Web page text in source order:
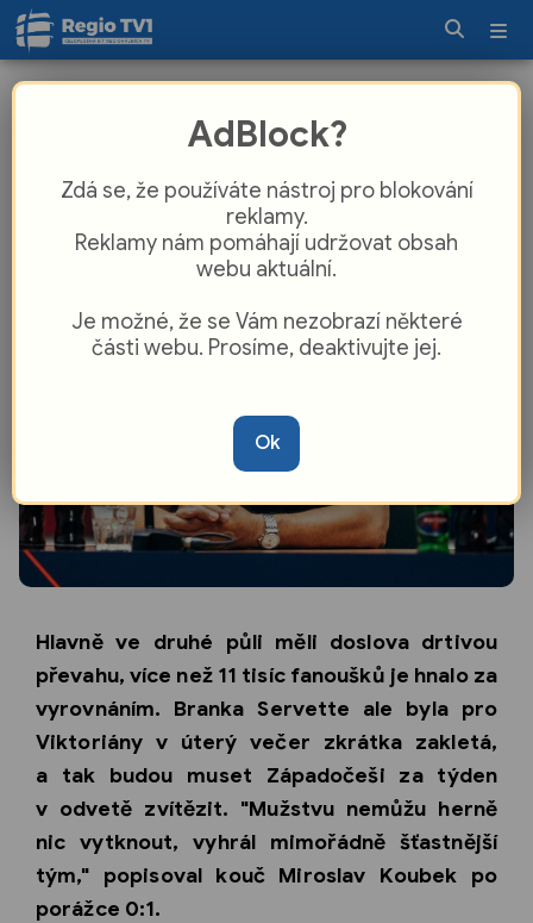
nám souzeno, kroutil hlavou nad
Koubek
Hlavně ve druhé půli měli doslova drtivou
převahu, více než 11 tisíc fanoušků je hnalo za
vyrovnáním. Branka Servette ale byla pro
Viktoriány v úterý večer zkrátka zakletá,
a tak budou muset Západočeši za týden
v odvetě zvítězit. "Mužstvu nemůžu herně
nic vytknout, vyhrál mimořádně šťastnější
tým," popisoval kouč Miroslav Koubek po
porážce 0:1.
AdBlock?
Zdá se, že používáte nástroj pro blokování
reklamy.
Reklamy nám pomáhají udržovat obsah
webu aktuální.
Je možné, že se Vám nezobrazí některé
části webu. Prosíme, deaktivujte jej.
Ok